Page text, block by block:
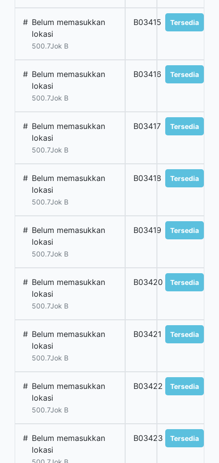
# Belum memasukkan
lokasi
500.7Jok B
B03415 Tersedia
# Belum memasukkan
lokasi
500.7Jok B
B03416 Tersedia
# Belum memasukkan
lokasi
500.7Jok B
B03417 Tersedia
# Belum memasukkan
lokasi
500.7Jok B
B03418 Tersedia
# Belum memasukkan
lokasi
500.7Jok B
B03419 Tersedia
# Belum memasukkan
lokasi
500.7Jok B
B03420 Tersedia
# Belum memasukkan
lokasi
500.7Jok B
B03421 Tersedia
# Belum memasukkan
lokasi
500.7Jok B
B03422 Tersedia
# Belum memasukkan
lokasi
B03423 Tersedia